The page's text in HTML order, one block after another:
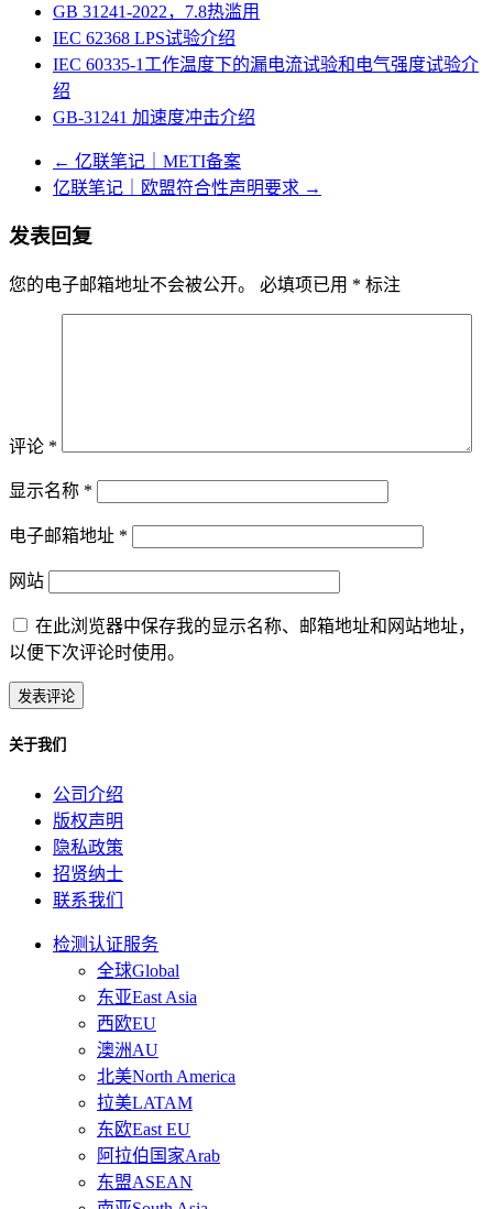
GB 31241-2022，7.8热滥用
IEC 62368 LPS试验介绍
IEC 60335-1工作温度下的漏电流试验和电气强度试验介
绍
GB-31241 加速度冲击介绍
← 亿联笔记｜METI备案
亿联笔记｜欧盟符合性声明要求 →
发表回复
您的电子邮箱地址不会被公开。 必填项已用 * 标注
评论 *
显示名称 *
电子邮箱地址 *
网站
在此浏览器中保存我的显示名称、邮箱地址和网站地址，
以便下次评论时使用。
关于我们
公司介绍
版权声明
隐私政策
招贤纳士
联系我们
检测认证服务
全球Global
东亚East Asia
西欧EU
澳洲AU
北美North America
拉美LATAM
东欧East EU
阿拉伯国家Arab
东盟ASEAN